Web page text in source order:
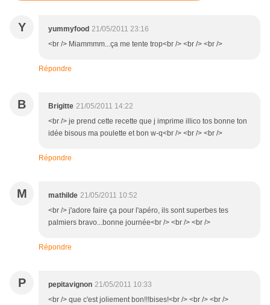
Y yummyfood 21/05/2011 23:16
<br /> Miammmm...ça me tente trop<br /> <br /> <br />
Répondre
B Brigitte 21/05/2011 14:22
<br /> je prend cette recette que j imprime illico tos bonne ton
idée bisous ma poulette et bon w-q<br /> <br /> <br />
Répondre
M mathilde 21/05/2011 10:52
<br /> j'adore faire ça pour l'apéro, ils sont superbes tes
palmiers bravo...bonne journée<br /> <br /> <br />
Répondre
P pepitavignon 21/05/2011 10:33
<br /> que c'est joliement bon!!!bises!<br /> <br /> <br />